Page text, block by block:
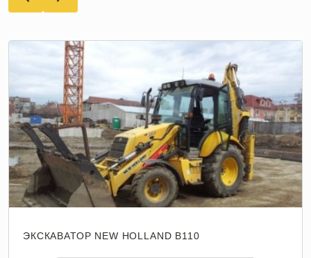
ЭКСКАВАТОР NEW HOLLAND B110